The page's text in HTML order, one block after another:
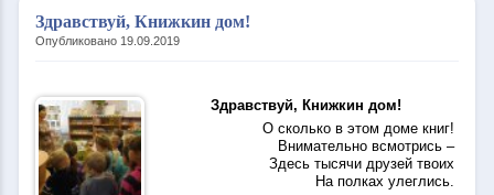
Здравствуй, Книжкин дом!
Опубликовано 19.09.2019
Здравствуй, Книжкин дом!
О сколько в этом доме книг!
Внимательно всмотрись –
Здесь тысячи друзей твоих
На полках улеглись.